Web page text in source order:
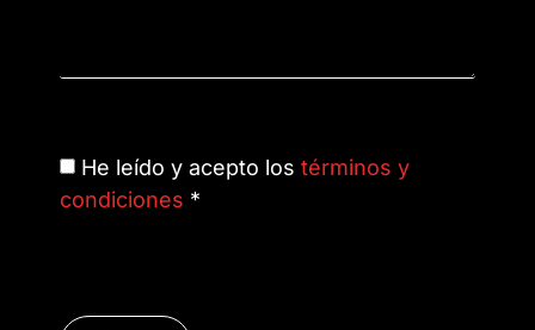
He leído y acepto los términos y
condiciones *